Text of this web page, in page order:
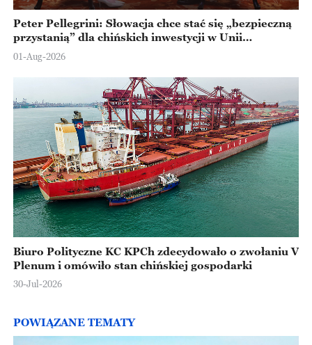
Peter Pellegrini: Słowacja chce stać się „bezpieczną
przystanią” dla chińskich inwestycji w Unii
Europejskiej
01-Aug-2026
Biuro Polityczne KC KPCh zdecydowało o zwołaniu V
Plenum i omówiło stan chińskiej gospodarki
30-Jul-2026
POWIĄZANE TEMATY